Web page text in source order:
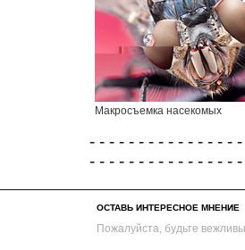
Макросъемка насекомых
- - - - - - - - - - - - - - -
- - - - - - - - - - - - - - -
ОСТАВЬ ИНТЕРЕСНОЕ МНЕНИЕ
Пожалуйста, будьте